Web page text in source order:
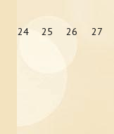
24 25 26 27